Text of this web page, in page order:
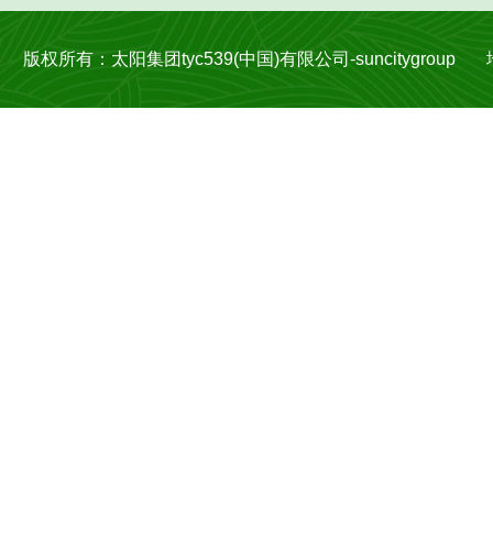
版权所有：太阳集团tyc539(中国)有限公司-